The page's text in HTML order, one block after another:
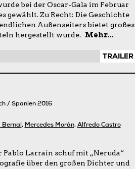
bei der Oscar-Gala im Februar
gewählt. Zu Recht: Die Geschichte
Außenseiters bietet großes
hergestellt wurde. Mehr...
TRAILER
/ Spanien 2016
Bernal,Mercedes Morán,Alfredo Castro
Pablo Larrain schuf mit „Neruda“
über den großen Dichter und